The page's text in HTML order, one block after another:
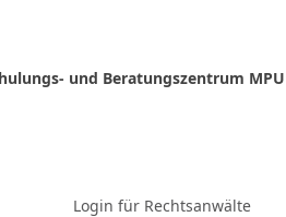
und Beratungszentrum MPU
Login für Rechtsanwälte